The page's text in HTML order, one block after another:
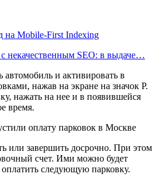
на Mobile-First Indexing
с некачественным SEO: в выдаче…
автомобиль и активировать в
нажав на экране на значок Р.
нажать на нее и в появившейся
время.
или завершить досрочно. При этом
счет. Ими можно будет
следующую парковку.